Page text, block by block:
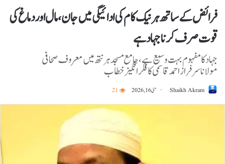
فرائض کے ساتھ ہرنیک کام کی ادائیگی میں جان،مال اور دماغ کی
قوت صرف کرنا جہاد ہے
جہاد کا مفہوم بہت وسیع ہے،جامع مسجد ہرنتھ میں معروف صحافی
مولاناسرفرازاحمدقاسمی کا فکرانگیز خطاب
Shaikh Akram مئی 16, 2026 21